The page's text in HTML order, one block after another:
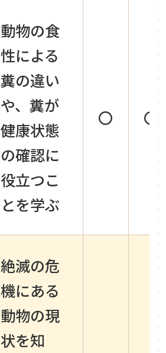
動物の食
性による
糞の違い
や、糞が
健康状態
の確認に
役立つこ
とを学ぶ
〇 〇
絶滅の危
機にある
動物の現
状を知